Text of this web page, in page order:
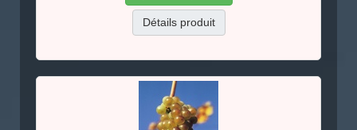
Détails produit